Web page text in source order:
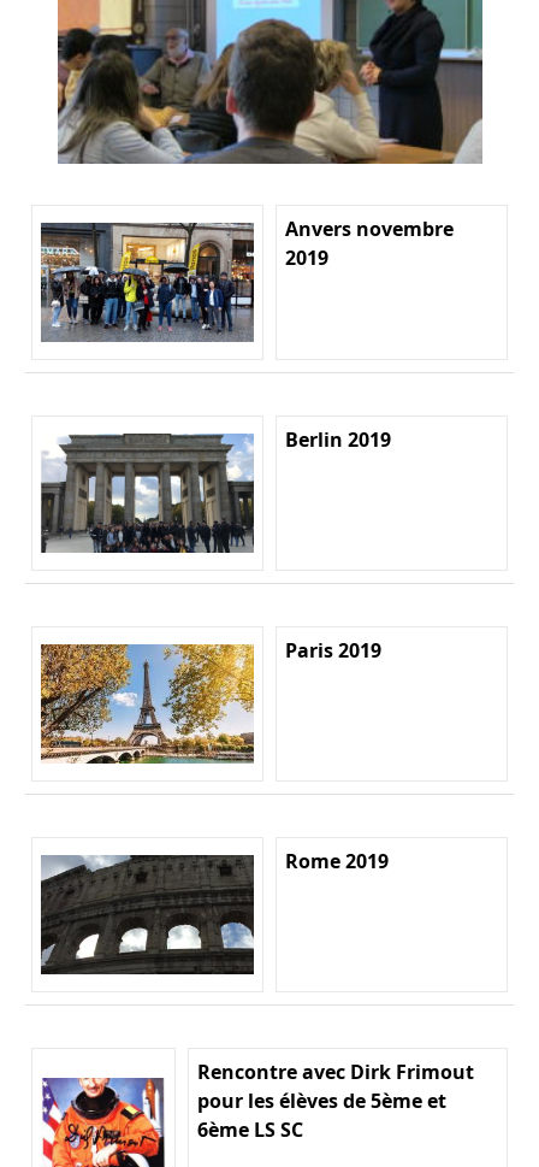
Anvers novembre
2019
Berlin 2019
Paris 2019
Rome 2019
Rencontre avec Dirk Frimout
pour les élèves de 5ème et
6ème LS SC